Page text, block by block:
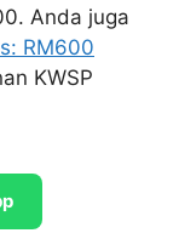
Anda juga
RM600
KWSP